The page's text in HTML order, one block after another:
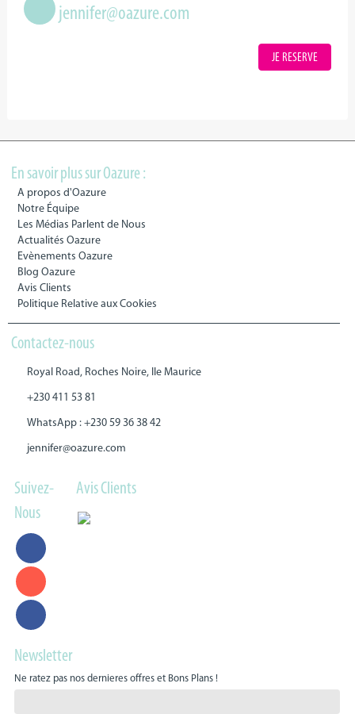
jennifer@oazure.com
JE RESERVE
En savoir plus sur Oazure :
A propos d'Oazure
Notre Équipe
Les Médias Parlent de Nous
Actualités Oazure
Evènements Oazure
Blog Oazure
Avis Clients
Politique Relative aux Cookies
Contactez-nous
Royal Road, Roches Noire, Ile Maurice
+230 411 53 81
WhatsApp : +230 59 36 38 42
jennifer@oazure.com
Suivez-
Nous
Avis Clients
Newsletter
Ne ratez pas nos dernieres offres et Bons Plans !